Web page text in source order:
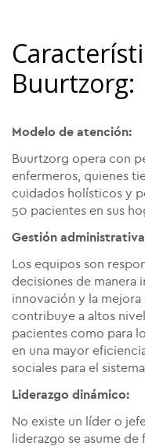
Buurtzorg:
Modelo de atención:
Buurtzorg opera con
enfermeros, quienes
cuidados holísticos y
50 pacientes en sus
Gestión
Los equipos son
decisiones de manera
innovación y la
contribuye a altos
pacientes como para
en una mayor
sociales para el
Liderazgo dinámico:
No existe un líder o
liderazgo se asume